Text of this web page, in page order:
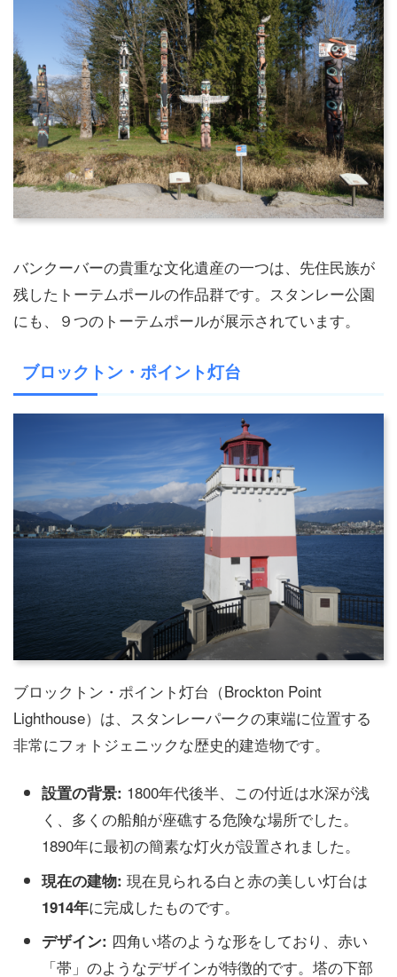
バンクーバーの貴重な文化遺産の一つは、先住民族が
残したトーテムポールの作品群です。スタンレー公園
にも、９つのトーテムポールが展示されています。
ブロックトン・ポイント灯台
ブロックトン・ポイント灯台（Brockton Point
Lighthouse）は、スタンレーパークの東端に位置する
非常にフォトジェニックな歴史的建造物です。
設置の背景: 1800年代後半、この付近は水深が浅
く、多くの船舶が座礁する危険な場所でした。
1890年に最初の簡素な灯火が設置されました。
現在の建物: 現在見られる白と赤の美しい灯台は
1914年に完成したものです。
デザイン: 四角い塔のような形をしており、赤い
「帯」のようなデザインが特徴的です。塔の下部